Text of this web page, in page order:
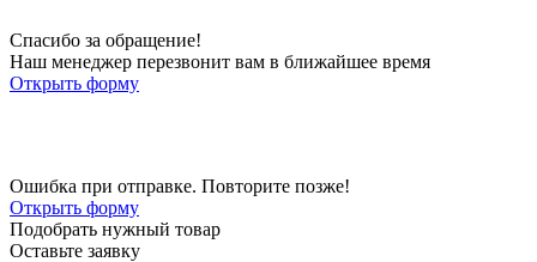
Спасибо за обращение!
Наш менеджер перезвонит вам в ближайшее время
Открыть форму
Ошибка при отправке. Повторите позже!
Открыть форму
Подобрать нужный товар
Оставьте заявку